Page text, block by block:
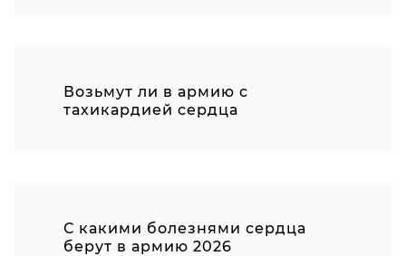
Возьмут ли в армию с
тахикардией сердца
С какими болезнями сердца
берут в армию 2026